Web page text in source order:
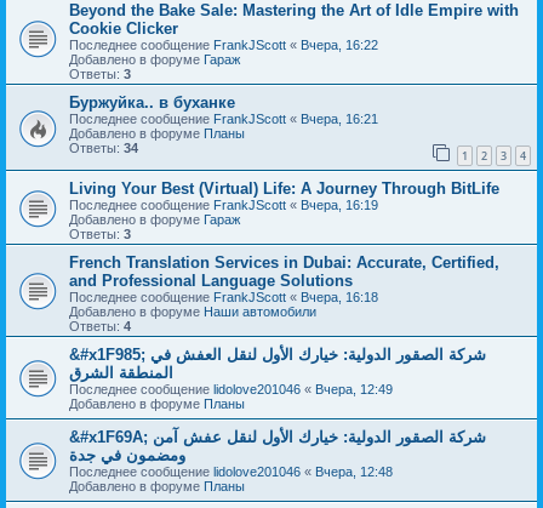
Beyond the Bake Sale: Mastering the Art of Idle Empire with
Cookie Clicker
Последнее сообщение FrankJScott « Вчера, 16:22
Добавлено в форуме Гараж
Ответы: 3
Буржуйка.. в буханке
Последнее сообщение FrankJScott « Вчера, 16:21
Добавлено в форуме Планы
Ответы: 34 1 2 3 4
Living Your Best (Virtual) Life: A Journey Through BitLife
Последнее сообщение FrankJScott « Вчера, 16:19
Добавлено в форуме Гараж
Ответы: 3
French Translation Services in Dubai: Accurate, Certified,
and Professional Language Solutions
Последнее сообщение FrankJScott « Вчера, 16:18
Добавлено в форуме Наши автомобили
Ответы: 4
&#x1F985; شركة الصقور الدولية: خيارك الأول لنقل العفش في
المنطقة الشرق
Последнее сообщение lidolove201046 « Вчера, 12:49
Добавлено в форуме Планы
&#x1F69A; شركة الصقور الدولية: خيارك الأول لنقل عفش آمن
ومضمون في جدة
Последнее сообщение lidolove201046 « Вчера, 12:48
Добавлено в форуме Планы